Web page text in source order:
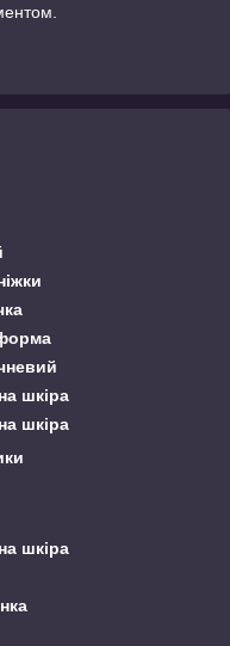
шкіра
шкіра
шкіра